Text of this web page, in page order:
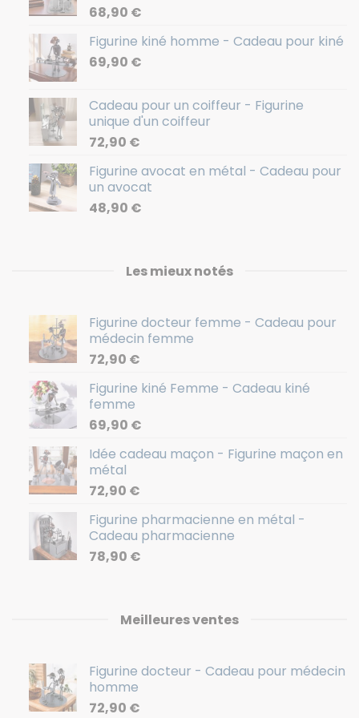
68,90 €
Figurine kiné homme - Cadeau pour kiné
69,90 €
Cadeau pour un coiffeur - Figurine
unique d'un coiffeur
72,90 €
Figurine avocat en métal - Cadeau pour
un avocat
48,90 €
Les mieux notés
Figurine docteur femme - Cadeau pour
médecin femme
72,90 €
Figurine kiné Femme - Cadeau kiné
femme
69,90 €
Idée cadeau maçon - Figurine maçon en
métal
72,90 €
Figurine pharmacienne en métal -
Cadeau pharmacienne
78,90 €
Meilleures ventes
Figurine docteur - Cadeau pour médecin
homme
72,90 €